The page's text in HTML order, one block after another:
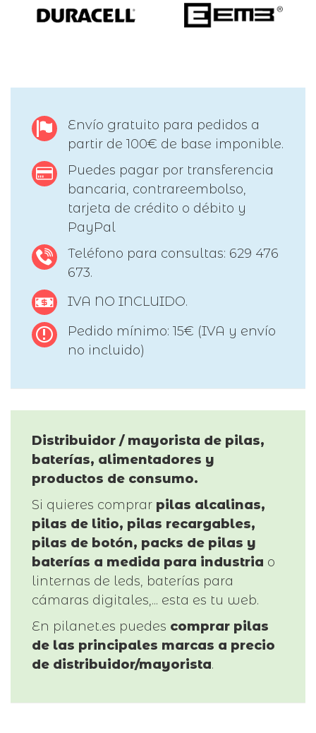
Envío gratuito para pedidos a
partir de 100€ de base imponible.
Puedes pagar por transferencia
bancaria, contrareembolso,
tarjeta de crédito o débito y
PayPal
Teléfono para consultas: 629 476
673.
IVA NO INCLUIDO.
Pedido mínimo: 15€ (IVA y envío
no incluido)
Distribuidor / mayorista de pilas,
baterías, alimentadores y
productos de consumo.
Si quieres comprar pilas alcalinas,
pilas de litio, pilas recargables,
pilas de botón, packs de pilas y
baterías a medida para industria o
linternas de leds, baterías para
cámaras digitales,... esta es tu web.
En pilanet.es puedes comprar pilas
de las principales marcas a precio
de distribuidor/mayorista.